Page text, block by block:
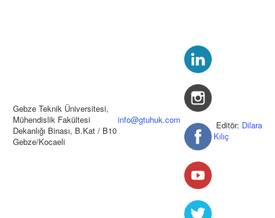
Gebze Teknik Üniversitesi,
Mühendislik Fakültesi
Dekanlığı Binası, B.Kat / B10
Gebze/Kocaeli
info@gtuhuk.com Editör: Dilara
Kılıç